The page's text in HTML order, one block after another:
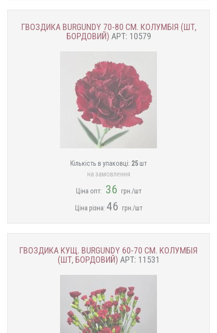
ГВОЗДИКА BURGUNDY 70-80 СМ. КОЛУМБІЯ (ШТ,
БОРДОВИЙ) АРТ: 10579
Кількість в упаковці: 25 шт
на замовлення
Ціна опт: 36 грн./шт
Ціна різна: 46 грн./шт
ГВОЗДИКА КУЩ. BURGUNDY 60-70 СМ. КОЛУМБІЯ
(ШТ, БОРДОВИЙ) АРТ: 11531